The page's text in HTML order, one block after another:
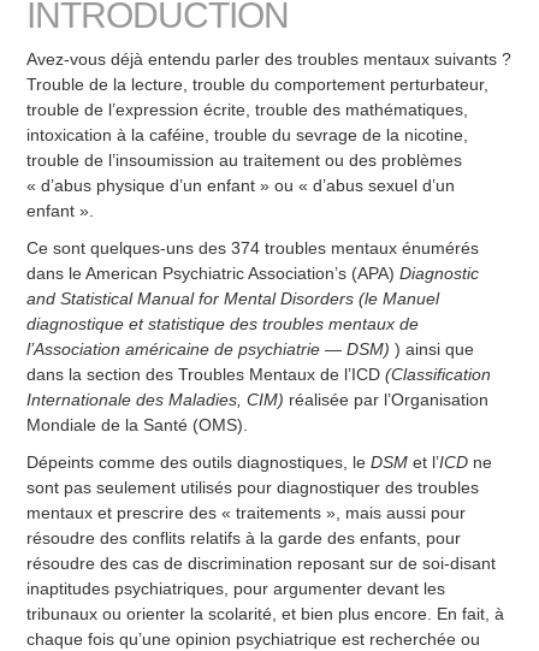
INTRODUCTION
Avez-vous déjà entendu parler des troubles mentaux suivants ?
Trouble de la lecture, trouble du comportement perturbateur,
trouble de l’expression écrite, trouble des mathématiques,
intoxication à la caféine, trouble du sevrage de la nicotine,
trouble de l’insoumission au traitement ou des problèmes
« d’abus physique d’un enfant » ou « d’abus sexuel d’un
enfant ».
Ce sont quelques-uns des 374 troubles mentaux énumérés
dans le American Psychiatric Association’s (APA) Diagnostic
and Statistical Manual for Mental Disorders (le Manuel
diagnostique et statistique des troubles mentaux de
l’Association américaine de psychiatrie — DSM)) ainsi que
dans la section des Troubles Mentaux de l’ICD(Classification
Internationale des Maladies, CIM) réalisée par l’Organisation
Mondiale de la Santé (OMS).
Dépeints comme des outils diagnostiques, leDSM et l’ICD ne
sont pas seulement utilisés pour diagnostiquer des troubles
mentaux et prescrire des « traitements », mais aussi pour
résoudre des conflits relatifs à la garde des enfants, pour
résoudre des cas de discrimination reposant sur de soi-disant
inaptitudes psychiatriques, pour argumenter devant les
tribunaux ou orienter la scolarité, et bien plus encore. En fait, à
chaque fois qu’une opinion psychiatrique est recherchée ou